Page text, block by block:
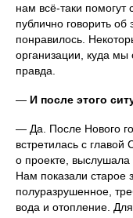
нам всё-таки
публично говорить
понравилось.
организации, куда
правда.
— И после этого
— Да. После Нового
встретилась с
о проекте, выслушала
Нам показали старое
полуразрушенное,
вода и отопление.